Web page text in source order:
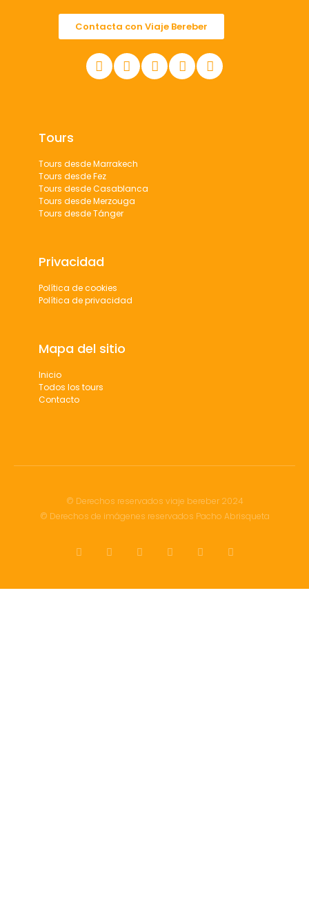
Contacta con Viaje Bereber
Tours
Tours desde Marrakech
Tours desde Fez
Tours desde Casablanca
Tours desde Merzouga
Tours desde Tánger
Privacidad
Política de cookies
Política de privacidad
Mapa del sitio
Inicio
Todos los tours
Contacto
© Derechos reservados viaje bereber 2024
© Derechos de imágenes reservados Pacho Abrisqueta